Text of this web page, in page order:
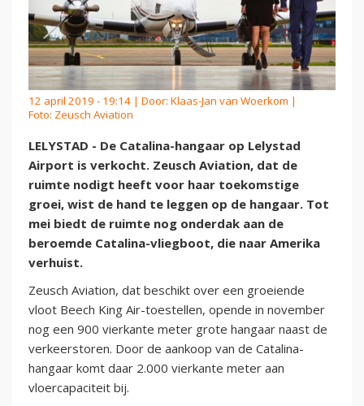
12 april 2019 - 19:14 | Door: Klaas-Jan van Woerkom |
Foto: Zeusch Aviation
LELYSTAD - De Catalina-hangaar op Lelystad
Airport is verkocht. Zeusch Aviation, dat de
ruimte nodigt heeft voor haar toekomstige
groei, wist de hand te leggen op de hangaar. Tot
mei biedt de ruimte nog onderdak aan de
beroemde Catalina-vliegboot, die naar Amerika
verhuist.
Zeusch Aviation, dat beschikt over een groeiende
vloot Beech King Air-toestellen, opende in november
nog een 900 vierkante meter grote hangaar naast de
verkeerstoren. Door de aankoop van de Catalina-
hangaar komt daar 2.000 vierkante meter aan
vloercapaciteit bij.